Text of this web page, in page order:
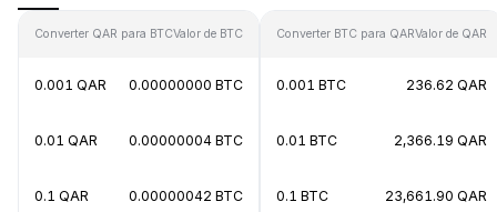
Converter QAR para BTCValor de BTC
0.001 QAR 0.00000000 BTC
0.01 QAR 0.00000004 BTC
0.1 QAR 0.00000042 BTC
Converter BTC para QARValor de QAR
0.001 BTC 236.62 QAR
0.01 BTC 2,366.19 QAR
0.1 BTC 23,661.90 QAR